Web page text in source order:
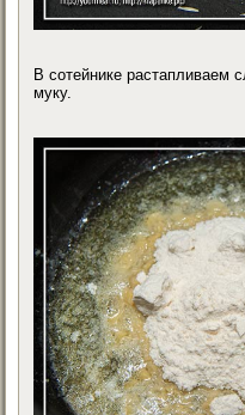
В сотейнике растапливаем
муку.